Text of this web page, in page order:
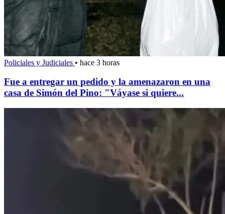
Policiales y Judiciales • hace 3 horas
Fue a entregar un pedido y la amenazaron en una
casa de Simón del Pino: "Váyase si quiere...